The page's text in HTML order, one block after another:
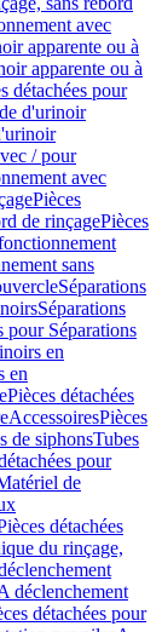
avec
apparente ou à
apparente ou à
détachées pour
d'urinoir
/ pour
avec
Pièces
de rinçagePièces
sans
Séparations
Séparations
pour Séparations
en
en
Pièces détachées
AccessoiresPièces
de siphonsTubes
pour
de
détachées
du rinçage,
déclenchement
détachées pour